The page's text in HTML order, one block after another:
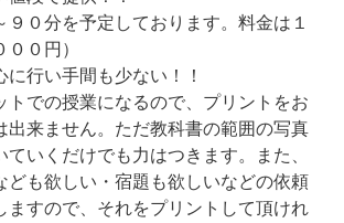
９０分を予定しております。料金は１
０円）
行い手間も少ない！！
トでの授業になるので、プリントをお
出来ません。ただ教科書の範囲の写真
ていくだけでも力はつきます。また、
ども欲しい・宿題も欲しいなどの依頼
ますので、それをプリントして頂けれ